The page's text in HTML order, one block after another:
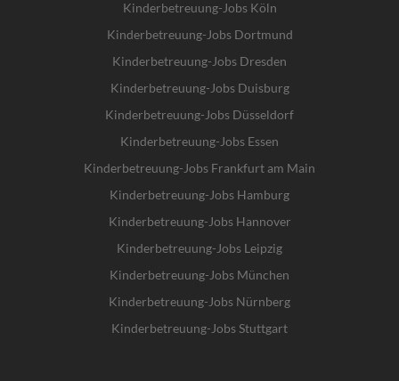
Kinderbetreuung-Jobs Köln
Kinderbetreuung-Jobs Dortmund
Kinderbetreuung-Jobs Dresden
Kinderbetreuung-Jobs Duisburg
Kinderbetreuung-Jobs Düsseldorf
Kinderbetreuung-Jobs Essen
Kinderbetreuung-Jobs Frankfurt am Main
Kinderbetreuung-Jobs Hamburg
Kinderbetreuung-Jobs Hannover
Kinderbetreuung-Jobs Leipzig
Kinderbetreuung-Jobs München
Kinderbetreuung-Jobs Nürnberg
Kinderbetreuung-Jobs Stuttgart